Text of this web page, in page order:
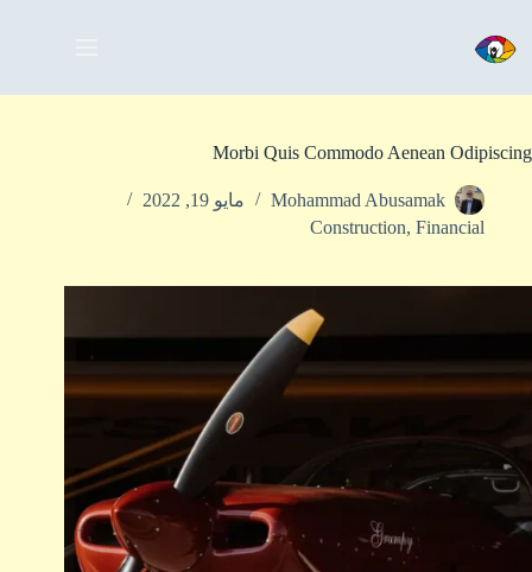
Morbi Quis Commodo Aenean Odipiscing
Mohammad Abusamak
مايو 19, 2022
Construction, Financial